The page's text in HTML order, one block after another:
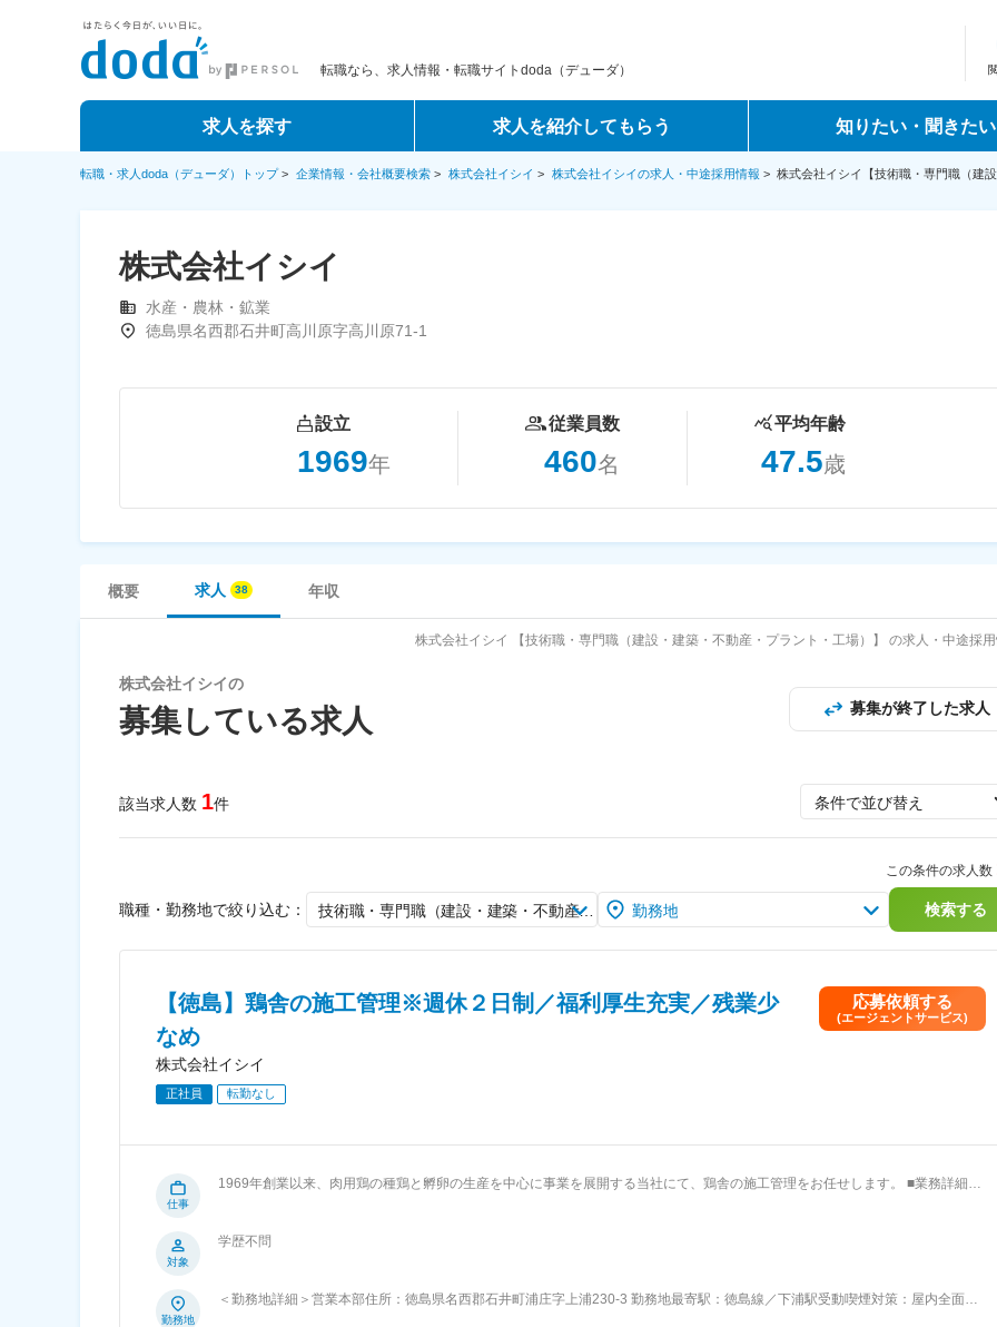
転職なら、求人情報・転職サイトdoda（デューダ）
求人を探す 求人を紹介してもらう 知りたい・聞きたい
転職・求人doda（デューダ）トップ> 企業情報・会社概要検索 > 株式会社イシイ > 株式会社イシイの求人・中途採用情報 > 株式会社イシイ【技術職・専門職（建
株式会社イシイ
水産・農林・鉱業
徳島県名西郡石井町高川原字高川原71-1
設立
1969年
従業員数
460名
平均年齢
47.5歳
概要 求人 年収
株式会社イシイ 【技術職・専門職（建設・建築・不動産・プラント・工場）】 の求人・中途採
株式会社イシイの
募集している求人 募集が終了した求人
該当求人数 1件 条件で並び替え
この条件の求人数
職種・勤務地で絞り込む： 技術職・専門職（建設・建築・不動産・プラント・工場） 勤務地 検索する
【徳島】鶏舎の施工管理※週休２日制／福利厚生充実／残業少
なめ
株式会社イシイ
応募依頼する
(エージェントサービス)
正社員 転勤なし
仕事
1969年創業以来、肉用鶏の種鶏と孵卵の生産を中心に事業を展開する当社にて、鶏舎の施工管理をお任せします。 ■業務詳細：
（プロセス評価）とMBO（数値評価）による評価制度を採用しており、結果ばかりではなく過程にも目を向けて、社員の評価を
業務
対象
学歴不問
勤務地
＜勤務地詳細＞営業本部住所：徳島県名西郡石井町浦庄字上浦230-3 勤務地最寄駅：徳島線／下浦駅受動喫煙対策：屋内全面禁